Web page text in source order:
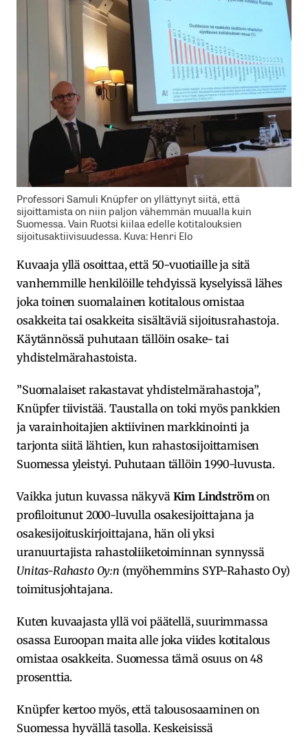
Professori Samuli Knüpfer on yllättynyt siitä, että
sijoittamista on niin paljon vähemmän muualla kuin
Suomessa. Vain Ruotsi kiilaa edelle kotitalouksien
sijoitusaktiivisuudessa. Kuva: Henri Elo
Kuvaaja yllä osoittaa, että 50-vuotiaille ja sitä
vanhemmille henkilöille tehdyissä kyselyissä lähes
joka toinen suomalainen kotitalous omistaa
osakkeita tai osakkeita sisältäviä sijoitusrahastoja.
Käytännössä puhutaan tällöin osake- tai
yhdistelmärahastoista.
”Suomalaiset rakastavat yhdistelmärahastoja”,
Knüpfer tiivistää. Taustalla on toki myös pankkien
ja varainhoitajien aktiivinen markkinointi ja
tarjonta siitä lähtien, kun rahastosijoittamisen
Suomessa yleistyi. Puhutaan tällöin 1990-luvusta.
Vaikka jutun kuvassa näkyvä Kim Lindströmon
profiloitunut 2000-luvulla osakesijoittajana ja
osakesijoituskirjoittajana, hän oli yksi
uranuurtajista rahastoliiketoiminnan synnyssä
Unitas-Rahasto Oy:n (myöhemmins SYP-Rahasto Oy)
toimitusjohtajana.
Kuten kuvaajasta yllä voi päätellä, suurimmassa
osassa Euroopan maita alle joka viides kotitalous
omistaa osakkeita. Suomessa tämä osuus on 48
prosenttia.
Knüpfer kertoo myös, että talousosaaminen on
Suomessa hyvällä tasolla. Keskeisissä